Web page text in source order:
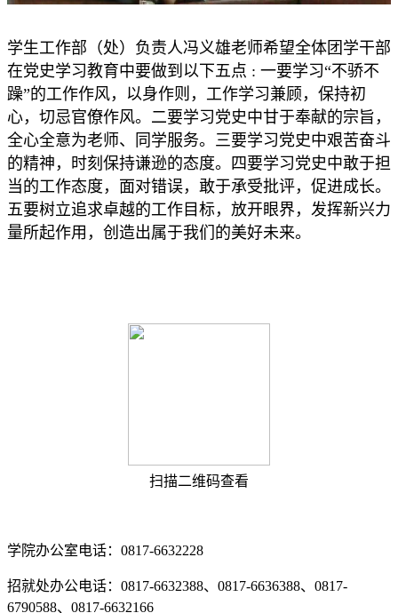
学生工作部（处）负责人冯义雄老师希望全体团学干部
在党史学习教育中要做到以下五点 : 一要学习“不骄不
躁”的工作作风，以身作则，工作学习兼顾，保持初
心，切忌官僚作风。二要学习党史中甘于奉献的宗旨，
全心全意为老师、同学服务。三要学习党史中艰苦奋斗
的精神，时刻保持谦逊的态度。四要学习党史中敢于担
当的工作态度，面对错误，敢于承受批评，促进成长。
五要树立追求卓越的工作目标，放开眼界，发挥新兴力
量所起作用，创造出属于我们的美好未来。
扫描二维码查看
学院办公室电话：0817-6632228
招就处办公电话：0817-6632388、0817-6636388、0817-
6790588、0817-6632166